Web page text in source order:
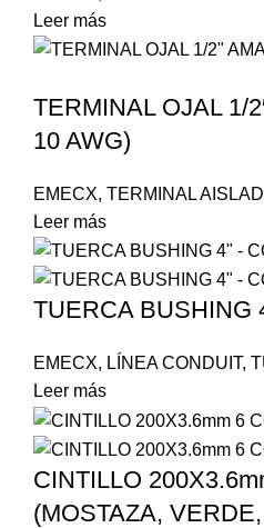
Leer más
TERMINAL OJAL 1/
10 AWG)
EMECX, TERMINAL
Leer más
TUERCA BUSHING
EMECX, LÍNEA CONDUIT,
Leer más
CINTILLO
(MOSTAZA,